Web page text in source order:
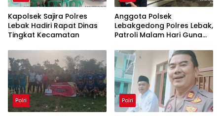
Kapolsek Sajira Polres
Lebak Hadiri Rapat Dinas
Tingkat Kecamatan
Anggota Polsek
Lebakgedong Polres Lebak,
Patroli Malam Hari Guna
Kamtibmas
Polri Polri